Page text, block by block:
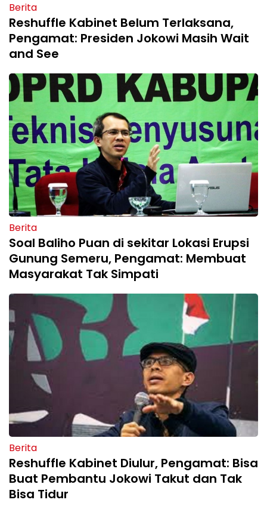
Berita
Reshuffle Kabinet Belum Terlaksana,
Pengamat: Presiden Jokowi Masih Wait
and See
Berita
Soal Baliho Puan di sekitar Lokasi Erupsi
Gunung Semeru, Pengamat: Membuat
Masyarakat Tak Simpati
Berita
Reshuffle Kabinet Diulur, Pengamat: Bisa
Buat Pembantu Jokowi Takut dan Tak
Bisa Tidur